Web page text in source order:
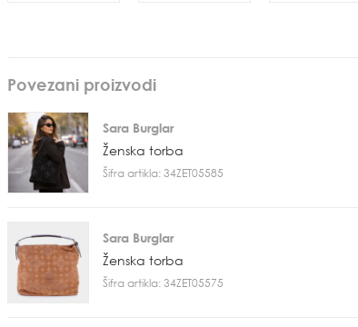
Povezani proizvodi
Sara Burglar
Ženska torba
Šifra artikla: 34ZET05585
Sara Burglar
Ženska torba
Šifra artikla: 34ZET05575